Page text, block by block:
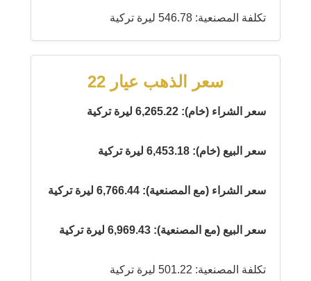
تكلفة المصنعية: 546.78 ليرة تركية
سعر الذهب عيار 22
سعر الشراء (خام): 6,265.22 ليرة تركية
سعر البيع (خام): 6,453.18 ليرة تركية
سعر الشراء (مع المصنعية): 6,766.44 ليرة تركية
سعر البيع (مع المصنعية): 6,969.43 ليرة تركية
تكلفة المصنعية: 501.22 ليرة تركية